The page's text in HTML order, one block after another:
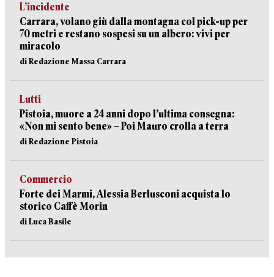
L’incidente
Carrara, volano giù dalla montagna col pick-up per
70 metri e restano sospesi su un albero: vivi per
miracolo
di Redazione Massa Carrara
Lutti
Pistoia, muore a 24 anni dopo l’ultima consegna:
«Non mi sento bene» – Poi Mauro crolla a terra
di Redazione Pistoia
Commercio
Forte dei Marmi, Alessia Berlusconi acquista lo
storico Caffè Morin
di Luca Basile